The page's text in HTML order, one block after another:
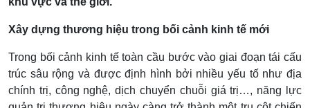
khu vực và thế giới.
Xây dựng thương hiệu trong bối cảnh kinh tế mới
Trong bối cảnh kinh tế toàn cầu bước vào giai đoạn tái cấu
trúc sâu rộng và được định hình bởi nhiều yếu tố như địa
chính trị, công nghệ, dịch chuyển chuỗi giá trị…, năng lực